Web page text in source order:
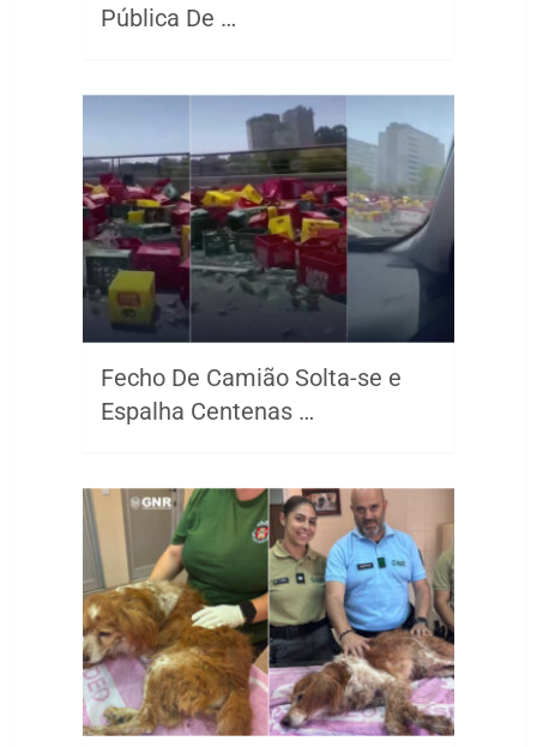
Pública De …
Fecho De Camião Solta-se e
Espalha Centenas …